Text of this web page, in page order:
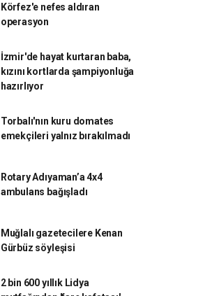
Körfez'e nefes aldıran
operasyon
İzmir'de hayat kurtaran baba,
kızını kortlarda şampiyonluğa
hazırlıyor
Torbalı'nın kuru domates
emekçileri yalnız bırakılmadı
Rotary Adıyaman’a 4x4
ambulans bağışladı
Muğlalı gazetecilere Kenan
Gürbüz söyleşisi
2 bin 600 yıllık Lidya